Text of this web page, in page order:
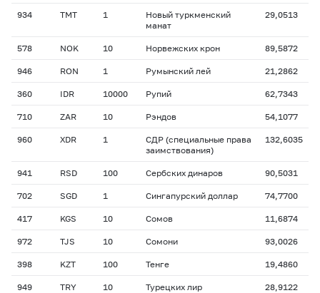
934 TMT 1
Новый туркменский
манат
29,0513
578 NOK 10 Норвежских крон 89,5872
946 RON 1 Румынский лей 21,2862
360 IDR 10000 Рупий 62,7343
710 ZAR 10 Рэндов 54,1077
960 XDR 1
СДР (специальные права
заимствования)
132,6035
941 RSD 100 Сербских динаров 90,5031
702 SGD 1 Сингапурский доллар 74,7700
417 KGS 10 Сомов 11,6874
972 TJS 10 Сомони 93,0026
398 KZT 100 Тенге 19,4860
949 TRY 10 Турецких лир 28,9122